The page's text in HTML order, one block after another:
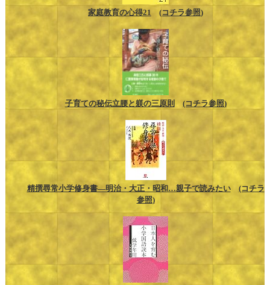
家庭教育の心得21 (コチラ参照)
子育ての秘伝立腰と躾の三原則 (コチラ参照)
精撰尋常小学修身書―明治・大正・昭和…親子で読みたい
(コチラ
参照)